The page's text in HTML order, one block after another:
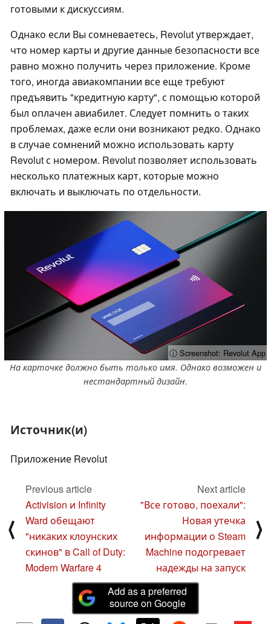
готовыми к дискуссиям.
Однако если Вы сомневаетесь, Revolut утверждает,
что номер карты и другие данные безопасности все
равно можно получить через приложение. Кроме
того, иногда авиакомпании все еще требуют
предъявить "кредитную карту", с помощью которой
был оплачен авиабилет. Следует помнить о таких
проблемах, даже если они возникают редко. Однако
в случае сомнений можно использовать карту
Revolut с номером. Revolut позволяет использовать
несколько платежных карт, которые можно
включать и выключать по отдельности.
ⓘ Screenshot: Revolut App
На карточке должно быть только имя. Однако возможен и
нестандартный дизайн.
Источник(и)
Приложение Revolut
⟨
Previous article
Activision и Infinity
Ward обещают
"никаких клоунских
скинов" в Call of Duty:
Modern Warfare 4
Next article
"Все готово, поехали":
Новая утечка
информации о Steam
Machine подогревает
надежды на запуск
⟩
Add as a preferred
source on Google